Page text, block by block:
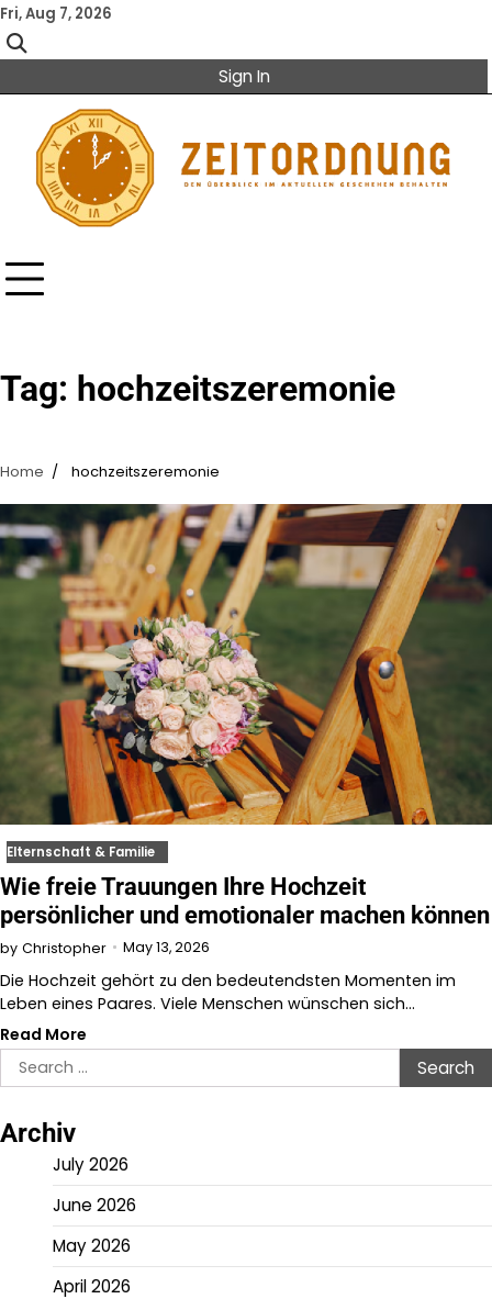
Skip
to
content
Fri, Aug 7, 2026
Sign In
Tag: hochzeitszeremonie
Home hochzeitszeremonie
Elternschaft & Familie
Wie freie Trauungen Ihre Hochzeit
persönlicher und emotionaler machen können
by Christopher May 13, 2026
Die Hochzeit gehört zu den bedeutendsten Momenten im
Leben eines Paares. Viele Menschen wünschen sich…
Read More
Search
for:
Archiv
July 2026
June 2026
May 2026
April 2026